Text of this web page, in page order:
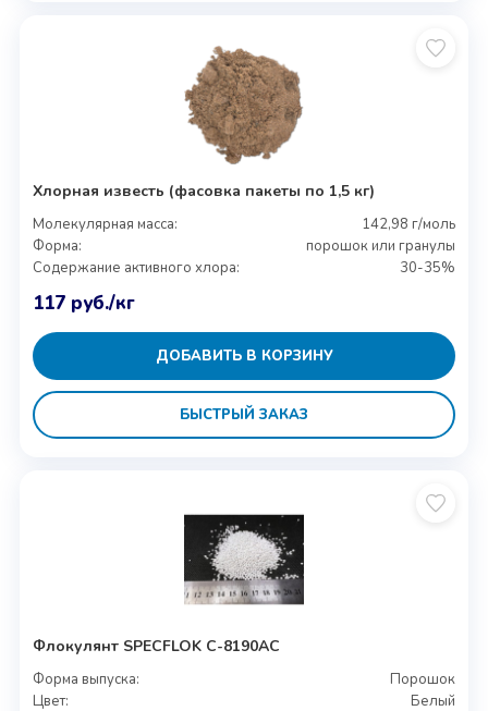
Хлорная известь (фасовка пакеты по 1,5 кг)
Молекулярная масса:
142,98 г/моль
Форма:
порошок или гранулы
Содержание активного хлора:
30-35%
117 руб./кг
ДОБАВИТЬ В КОРЗИНУ
БЫСТРЫЙ ЗАКАЗ
Флокулянт SPECFLOK C-8190AC
Форма выпуска:
Порошок
Цвет:
Белый